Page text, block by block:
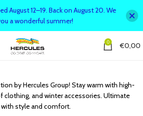
0 €0,00
by Hercules Group! Stay warm with high-
clothing, and winter accessories. Ultimate
style and comfort.
August 12–19. Back on August 20. We
a wonderful summer!